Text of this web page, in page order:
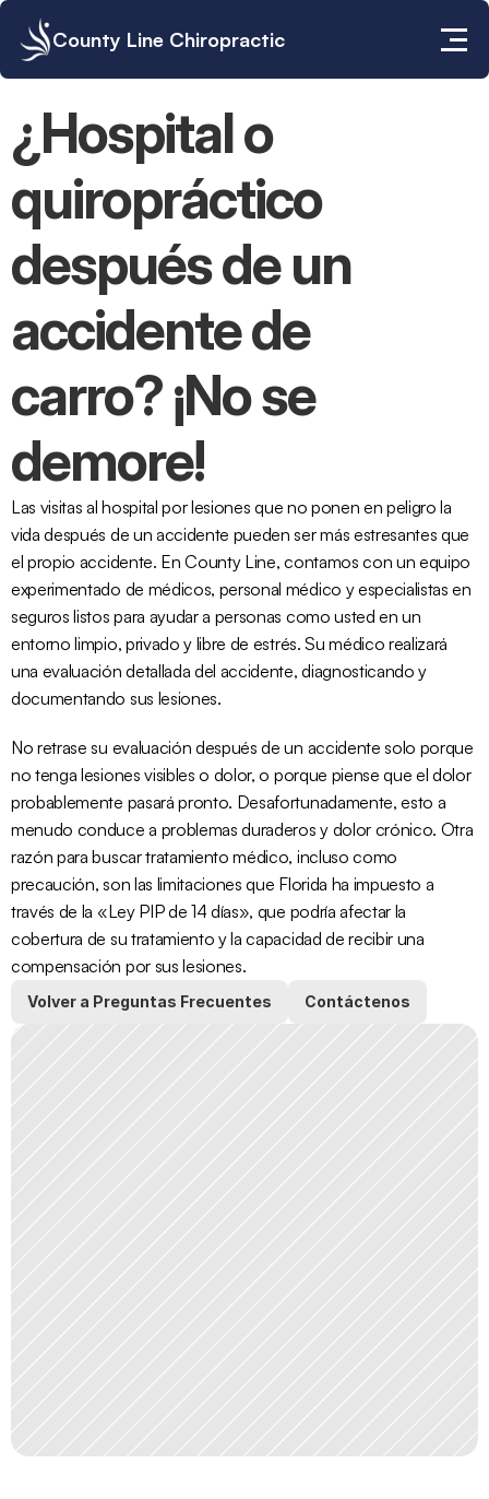
County Line Chiropractic
¿Hospital o
quiropráctico
después de un
accidente de
carro? ¡No se
demore!
Las visitas al hospital por lesiones que no ponen en peligro la
vida después de un accidente pueden ser más estresantes que
el propio accidente. En County Line, contamos con un equipo
experimentado de médicos, personal médico y especialistas en
seguros listos para ayudar a personas como usted en un
entorno limpio, privado y libre de estrés. Su médico realizará
una evaluación detallada del accidente, diagnosticando y
documentando sus lesiones.
No retrase su evaluación después de un accidente solo porque
no tenga lesiones visibles o dolor, o porque piense que el dolor
probablemente pasará pronto. Desafortunadamente, esto a
menudo conduce a problemas duraderos y dolor crónico. Otra
razón para buscar tratamiento médico, incluso como
precaución, son las limitaciones que Florida ha impuesto a
través de la «Ley PIP de 14 días», que podría afectar la
cobertura de su tratamiento y la capacidad de recibir una
compensación por sus lesiones.
Volver a Preguntas Frecuentes Contáctenos